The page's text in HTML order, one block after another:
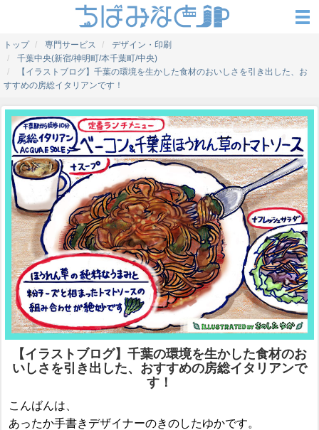
トップ 専門サービス
デザイン・印刷
千葉中央(新宿/神明町/本千葉町/中央)
【イラストブログ】千葉の環境を生かした食材のおいしさを引き出した、お
すすめの房総イタリアンです！
【イラストブログ】千葉の環境を生かした食材のお
いしさを引き出した、おすすめの房総イタリアンで
す！
こんばんは、
あったか手書きデザイナーのきのしたゆかです。